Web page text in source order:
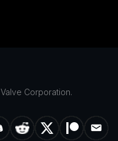
Valve Corporation.